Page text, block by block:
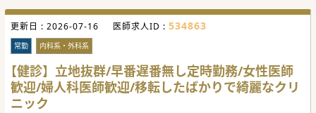
#秋入職可
更新日 : 2026-07-16 医師求人ID : 534863
常勤 内科系・外科系
【健診】立地抜群/早番遅番無し定時勤務/女性医師
歓迎/婦人科医師歓迎/移転したばかりで綺麗なクリ
ニック